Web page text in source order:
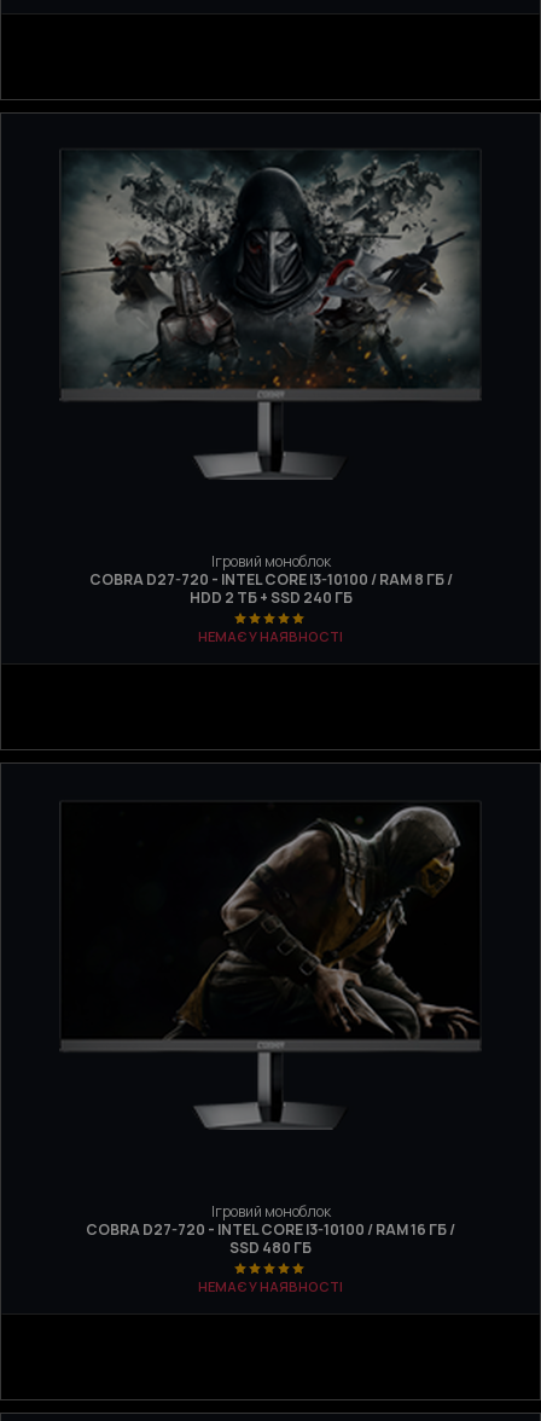
Ігровий моноблок
COBRA D27-720 - INTEL CORE I3-10100 / RAM 8 ГБ /
HDD 2 ТБ + SSD 240 ГБ
НЕМАЄ У НАЯВНОСТІ
Ігровий моноблок
COBRA D27-720 - INTEL CORE I3-10100 / RAM 16 ГБ /
SSD 480 ГБ
НЕМАЄ У НАЯВНОСТІ